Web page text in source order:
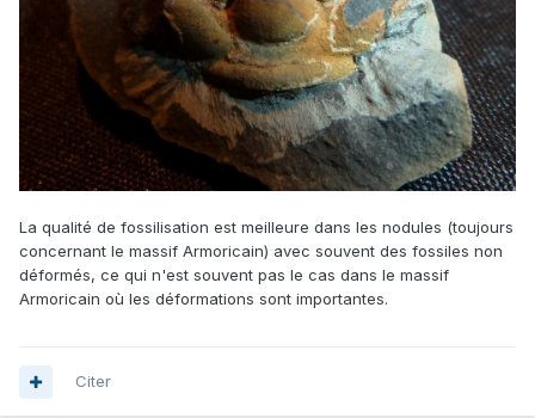
La qualité de fossilisation est meilleure dans les nodules (toujours
concernant le massif Armoricain) avec souvent des fossiles non
déformés, ce qui n'est souvent pas le cas dans le massif
Armoricain où les déformations sont importantes.
Citer